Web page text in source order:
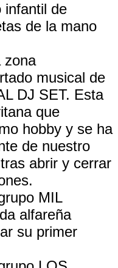
infantil de
de la mano
zona
musical de
DJ SET. Esta
que
hobby y se ha
de nuestro
abrir y cerrar
MIL
alfareña
su primer